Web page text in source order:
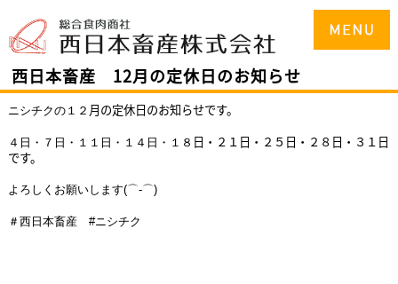
西日本畜産 12月の定休日のお知らせ
ニシチクの１２ 月の定休日のお知らせです。
４日・７日 ・１１日 ・１４日・１８ 日・２１日・２５ 日・２８日・３１日
です。
よろしくお願いします(⌒-⌒)
＃西日本畜産 #ニシチク